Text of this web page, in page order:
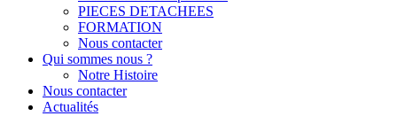
PIECES DETACHEES
FORMATION
Nous contacter
Qui sommes nous ?
Notre Histoire
Nous contacter
Actualités